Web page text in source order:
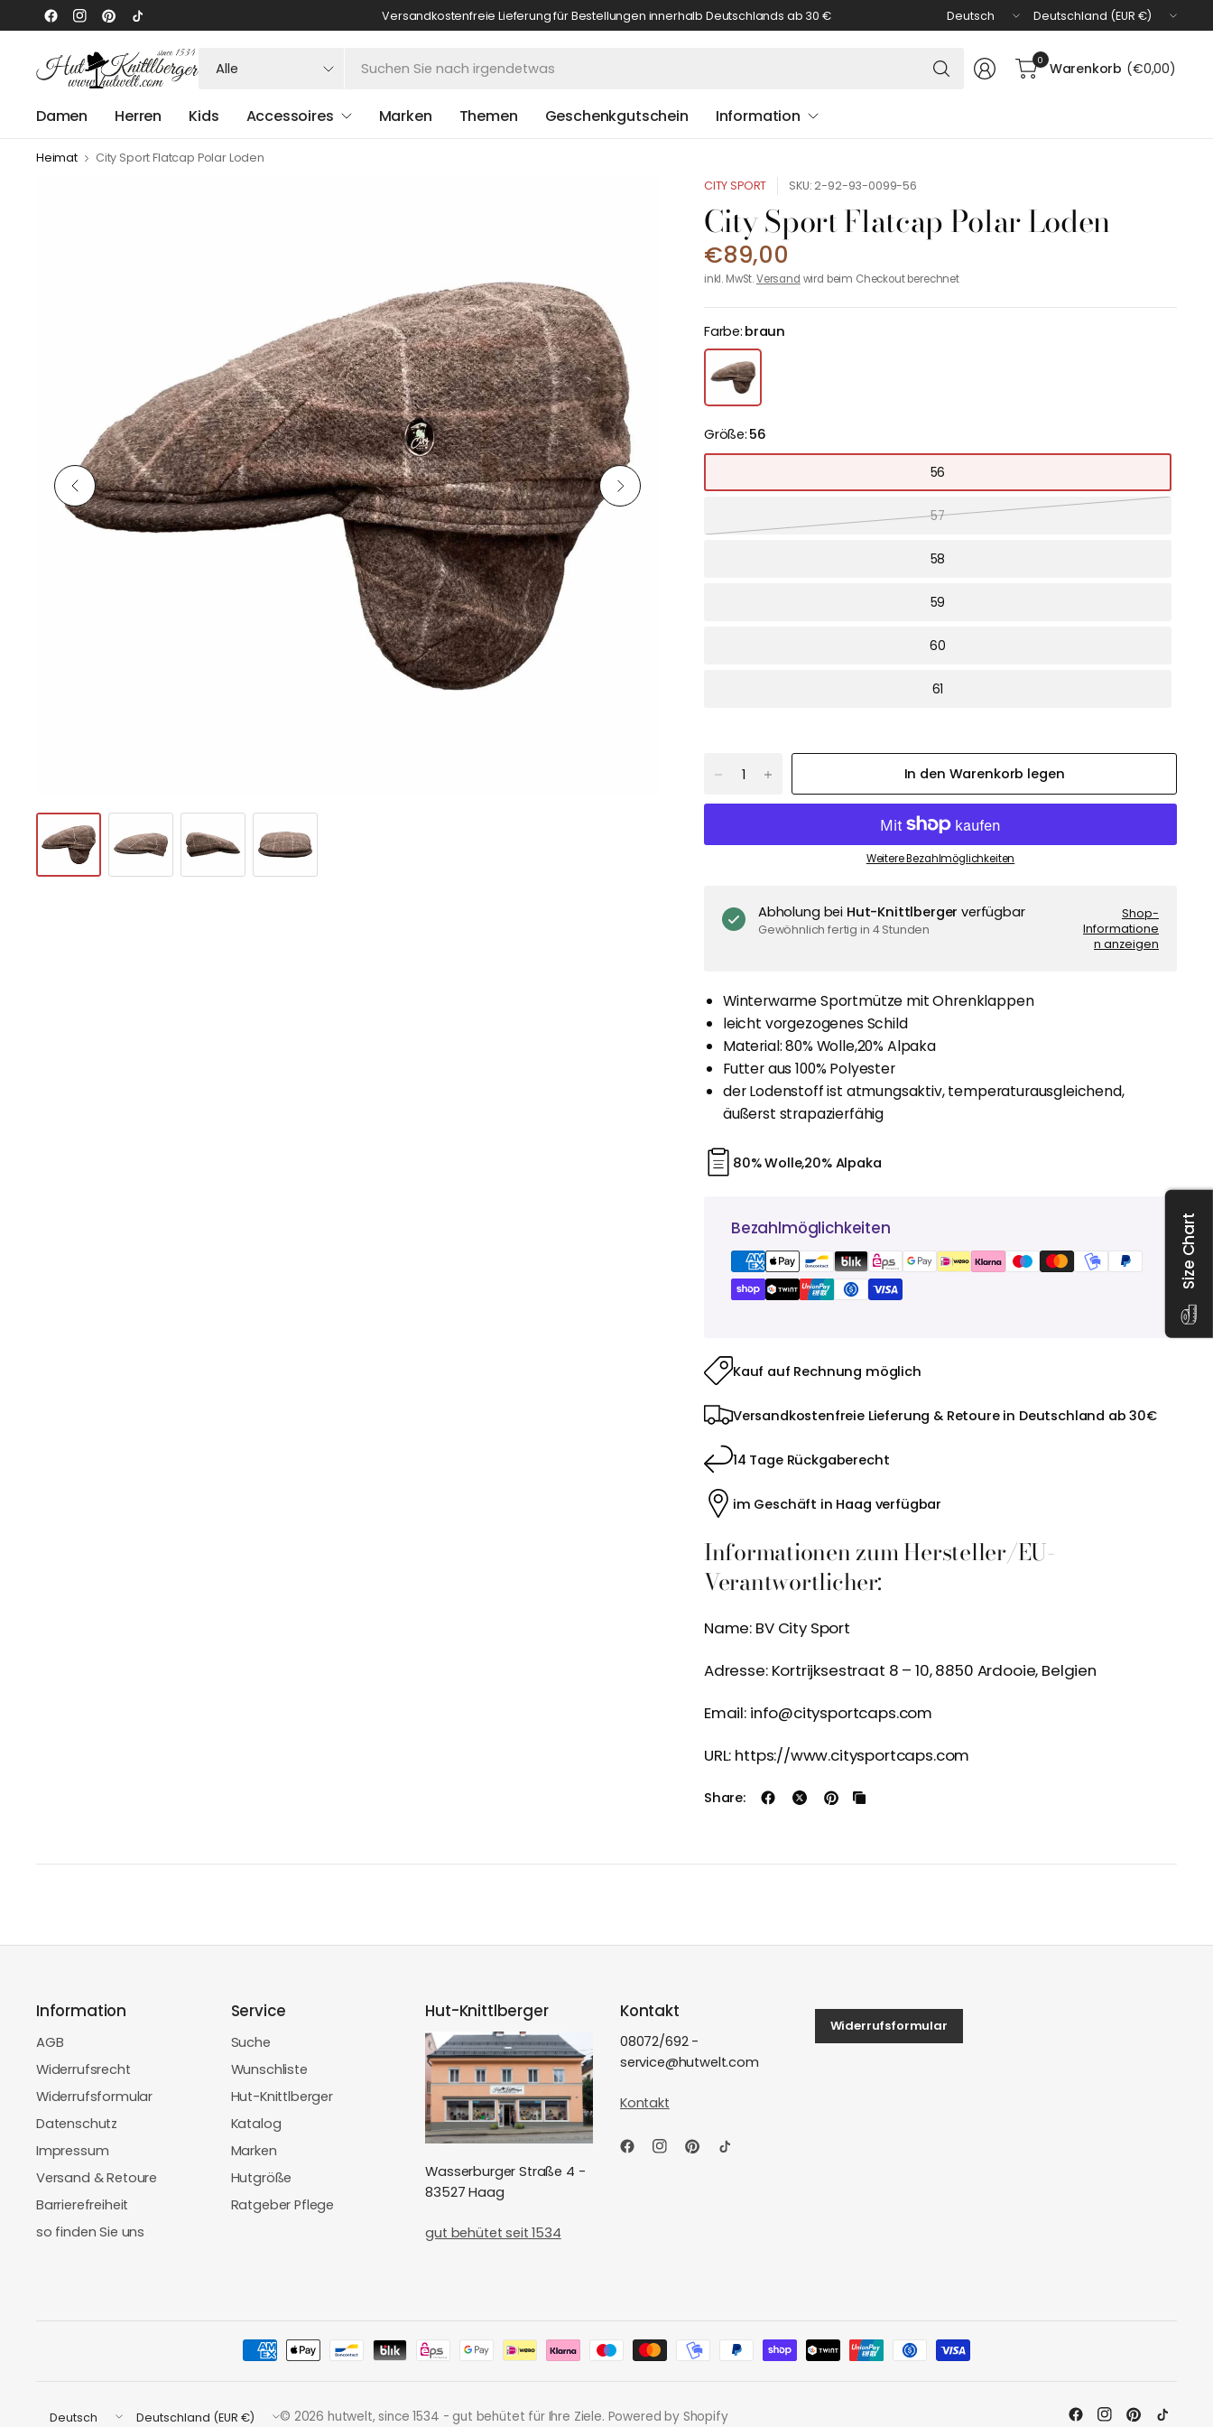
Versandkostenfreie Lieferung für Bestellungen innerhalb Deutschlands ab 30 €
Land/Region
aktualisieren
Land/Region
aktualisieren
Suchen
Sie
Sie
irgendetwas
0 Warenkorb (€0,00)
Damen Herren Kids Accessoires Marken Themen Geschenkgutschein Information
Heimat
City Sport Flatcap Polar Loden
CITY SPORT
SKU: 2-92-93-0099-56
City Sport Flatcap Polar Loden
€89,00
inkl. MwSt.Versand wird beim Checkout berechnet
Farbe: braun
Größe: 56
56
57
58
59
60
61
In den Warenkorb legen
Weitere Bezahlmöglichkeiten
Abholung bei Hut-Knittlberger verfügbar
Gewöhnlich fertig in 4 Stunden
Shop-
Informatione
n anzeigen
Winterwarme Sportmütze mit Ohrenklappen
leicht vorgezogenes Schild
Material: 80% Wolle,20% Alpaka
Futter aus 100% Polyester
der Lodenstoff ist atmungsaktiv, temperaturausgleichend,
äußerst strapazierfähig
80% Wolle,20% Alpaka
Bezahlmöglichkeiten
Kauf auf Rechnung möglich
Versandkostenfreie Lieferung & Retoure in Deutschland ab 30€
14 Tage Rückgaberecht
im Geschäft in Haag verfügbar
Informationen zum Hersteller/EU-
Verantwortlicher:
Name: BV City Sport
Adresse: Kortrijksestraat 8 – 10, 8850 Ardooie, Belgien
Email: info@citysportcaps.com
URL: https://www.citysportcaps.com
Share:
Information
AGB
Widerrufsrecht
Widerrufsformular
Datenschutz
Impressum
Versand & Retoure
Barrierefreiheit
so finden Sie uns
Service
Suche
Wunschliste
Hut-Knittlberger
Katalog
Marken
Hutgröße
Ratgeber Pflege
Hut-Knittlberger
Wasserburger Straße 4 -
83527 Haag
gut behütet seit 1534
Kontakt
08072/692 -
service@hutwelt.com
Kontakt
Widerrufsformular
Land/Region
Land/Region
© 2026 hutwelt, since 1534 - gut behütet für Ihre Ziele. Powered by Shopify
Size Chart